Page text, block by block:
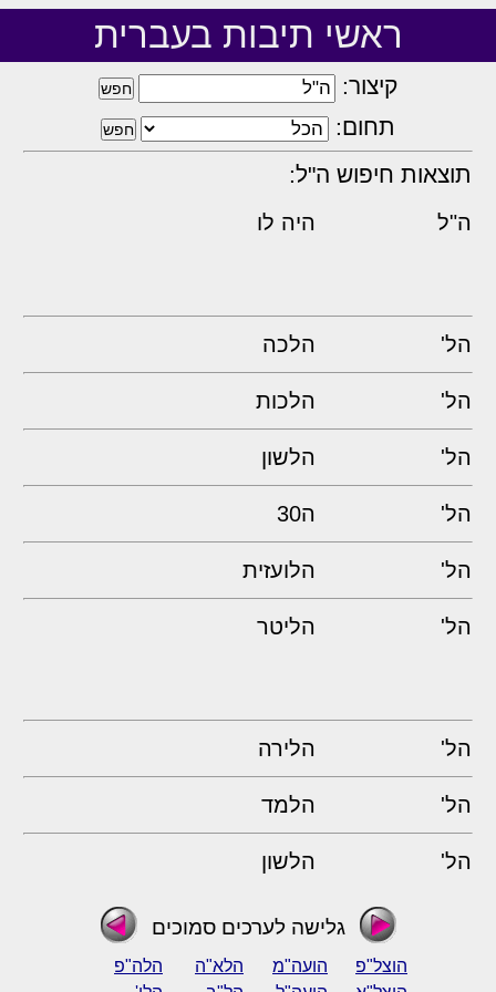
ראשי תיבות בעברית
קיצור:
תחום:
תוצאות חיפוש ה"ל:
ה"ל היה לו
הל' הלכה
הל' הלכות
הל' הלשון
הל' ה30
הל' הלועזית
הל' הליטר
הל' הלירה
הל' הלמד
הל' הלשון
גלישה לערכים סמוכים
הוצל"פ הועה"מ הלא"ה
הלה"פ